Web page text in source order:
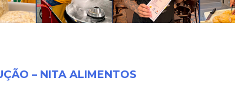
– NITA ALIMENTOS